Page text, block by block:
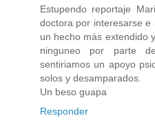
Estupendo reportaje
doctora por interesarse e
un hecho más extendido
ninguneo por parte
sentiriamos un apoyo
solos y desamparados.
Un beso guapa
Responder